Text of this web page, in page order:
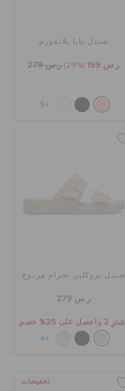
صندل بايا بلاتفورم
ر.س 199 (29%) ر.س 279
+5
صندل بروكلين بحزام مزدوج
ر.س 279
اشترِ 2 واحصل على 25% خصم
+4
تخفيضات